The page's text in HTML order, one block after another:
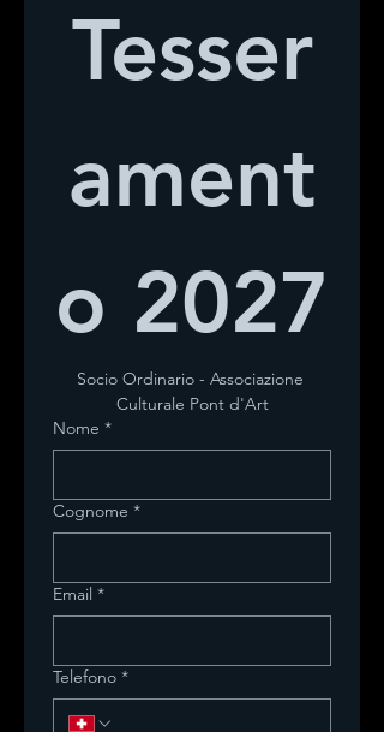
Tesser
ament
o 2027
Socio Ordinario - Associazione
Culturale Pont d'Art
Nome *
Cognome *
Email *
Telefono *